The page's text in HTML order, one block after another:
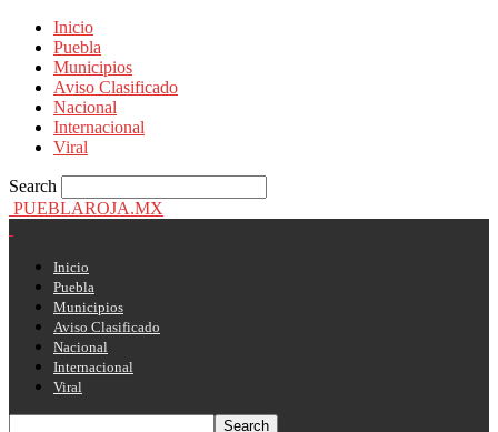
Inicio
Puebla
Municipios
Aviso Clasificado
Nacional
Internacional
Viral
Search
PUEBLAROJA.MX
Inicio
Puebla
Municipios
Aviso Clasificado
Nacional
Internacional
Viral